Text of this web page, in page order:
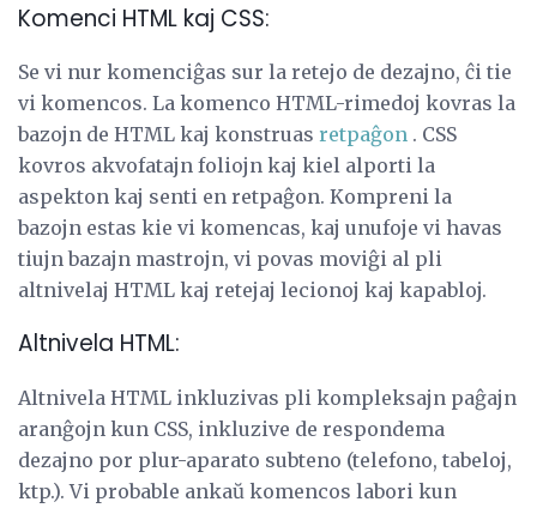
Komenci HTML kaj CSS:
Se vi nur komenciĝas sur la retejo de dezajno, ĉi tie
vi komencos. La komenco HTML-rimedoj kovras la
bazojn de HTML kaj konstruas retpaĝon . CSS
kovros akvofatajn foliojn kaj kiel alporti la
aspekton kaj senti en retpaĝon. Kompreni la
bazojn estas kie vi komencas, kaj unufoje vi havas
tiujn bazajn mastrojn, vi povas moviĝi al pli
altnivelaj HTML kaj retejaj lecionoj kaj kapabloj.
Altnivela HTML:
Altnivela HTML inkluzivas pli kompleksajn paĝajn
aranĝojn kun CSS, inkluzive de respondema
dezajno por plur-aparato subteno (telefono, tabeloj,
ktp.). Vi probable ankaŭ komencos labori kun